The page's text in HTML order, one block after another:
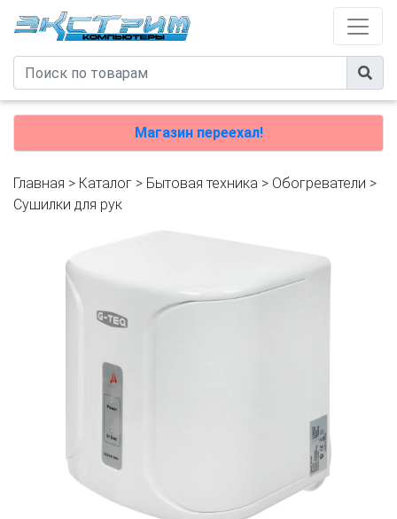
Магазин переехал!
Главная > Каталог > Бытовая техника > Обогреватели >
Сушилки для рук